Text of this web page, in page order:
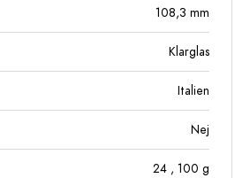
108,3 mm
Klarglas
Italien
Nej
24 , 100 g